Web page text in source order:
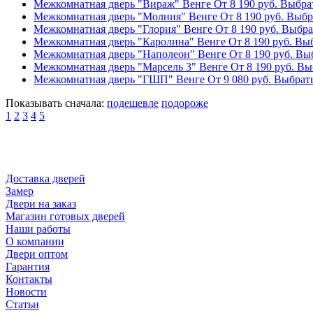
Межкомнатная дверь "Вираж" Венге От 8 190 руб.
Межкомнатная дверь "Молния" Венге От 8 190 руб.
Межкомнатная дверь "Глория" Венге От 8 190 руб.
Межкомнатная дверь "Каролина" Венге От 8 190 руб.
Межкомнатная дверь "Наполеон" Венге От 8 190 руб.
Межкомнатная дверь "Марсель 3" Венге От 8 190 руб.
Межкомнатная дверь "ГШП" Венге От 9 080 руб.
Показывать сначала: подешевле подороже
1 2 3 4 5
Доставка дверей
Замер
Двери на заказ
Магазин готовых дверей
Наши работы
О компании
Двери оптом
Гарантия
Контакты
Новости
Статьи